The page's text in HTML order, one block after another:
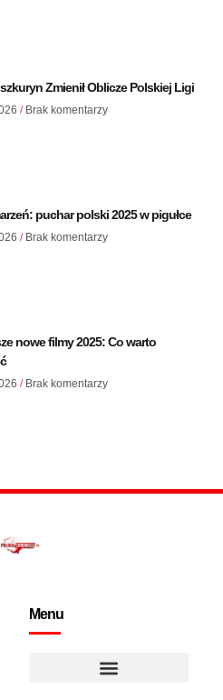
Zmienił Oblicze Polskiej Ligi
Brak komentarzy
puchar polski 2025 w pigułce
Brak komentarzy
nowe filmy 2025: Co warto
Brak komentarzy
Menu